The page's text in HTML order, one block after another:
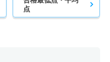
点